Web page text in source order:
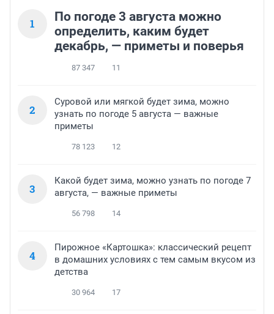
1
По погоде 3 августа можно
определить, каким будет
декабрь, — приметы и поверья
87 347 11
2
Суровой или мягкой будет зима, можно
узнать по погоде 5 августа — важные
приметы
78 123 12
3
Какой будет зима, можно узнать по погоде 7
августа, — важные приметы
56 798 14
4
Пирожное «Картошка»: классический рецепт
в домашних условиях с тем самым вкусом из
детства
30 964 17